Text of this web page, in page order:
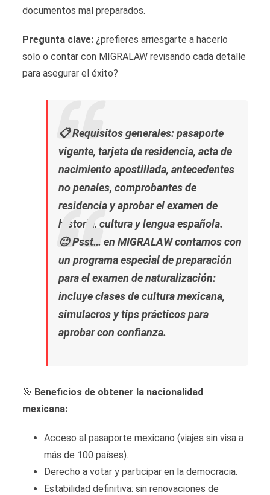
documentos mal preparados.
Pregunta clave: ¿prefieres arriesgarte a hacerlo
solo o contar con MIGRALAW revisando cada detalle
para asegurar el éxito?
📋Requisitos generales:pasaporte
vigente, tarjeta de residencia, acta de
nacimiento apostillada, antecedentes
no penales, comprobantes de
residencia y aprobar el examen de
historia, cultura y lengua española.
😉Psst… en MIGRALAW contamos con
un programa especial de preparación
para el examen de naturalización:
incluye clases de cultura mexicana,
simulacros y tips prácticos para
aprobar con confianza.
🎯 Beneficios de obtener la nacionalidad
mexicana:
Acceso al pasaporte mexicano (viajes sin visa a
más de 100 países).
Derecho a votar y participar en la democracia.
Estabilidad definitiva: sin renovaciones de